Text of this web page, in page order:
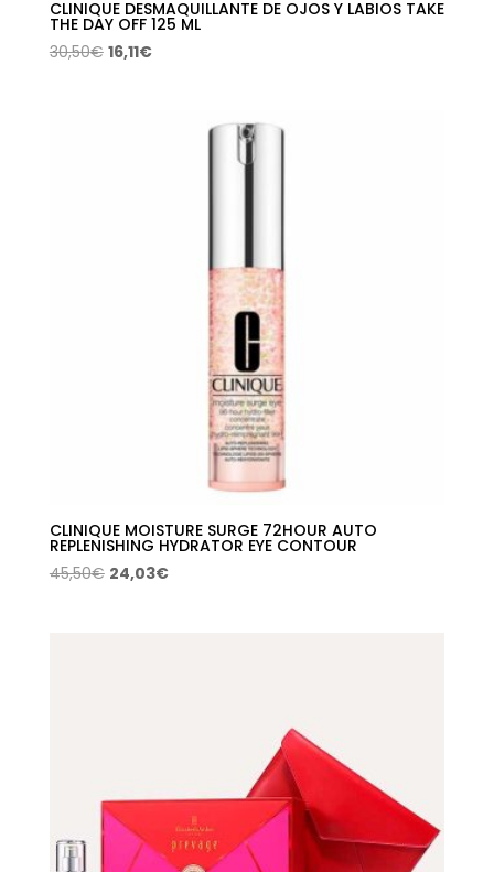
CLINIQUE DESMAQUILLANTE DE OJOS Y LABIOS TAKE
THE DAY OFF 125 ML
30,50€ El
16,11€El
CLINIQUE MOISTURE SURGE 72HOUR AUTO
REPLENISHING HYDRATOR EYE CONTOUR
45,50€ El
24,03€El